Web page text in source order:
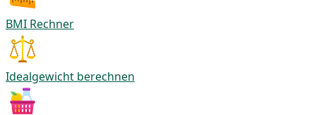
BMI Rechner
Idealgewicht berechnen